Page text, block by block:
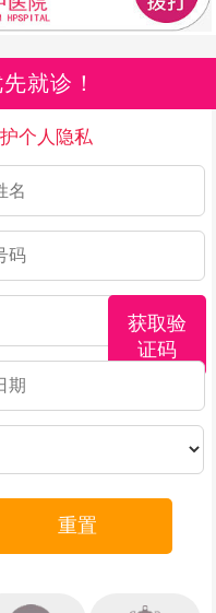
就诊！
个人隐私
获取验
证码
重置